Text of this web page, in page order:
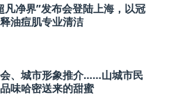
凡净界”发布会登陆上海，以冠
油痘肌专业清洁
、城市形象推介……山城市民
味哈密送来的甜蜜